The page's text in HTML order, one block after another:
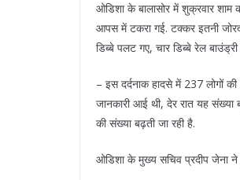
ओडिशा के बालासोर में शुक्रवार
आपस में टकरा गई. टक्कर इतनी
डिब्बे पलट गए, चार डिब्बे रेल
– इस दर्दनाक हादसे में 237 लोगों
जानकारी आई थी, देर रात यह
की संख्या बढ़ती जा रही है.
ओडिशा के मुख्य सचिव प्रदीप जेना ने